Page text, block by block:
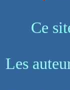
Ce
Les